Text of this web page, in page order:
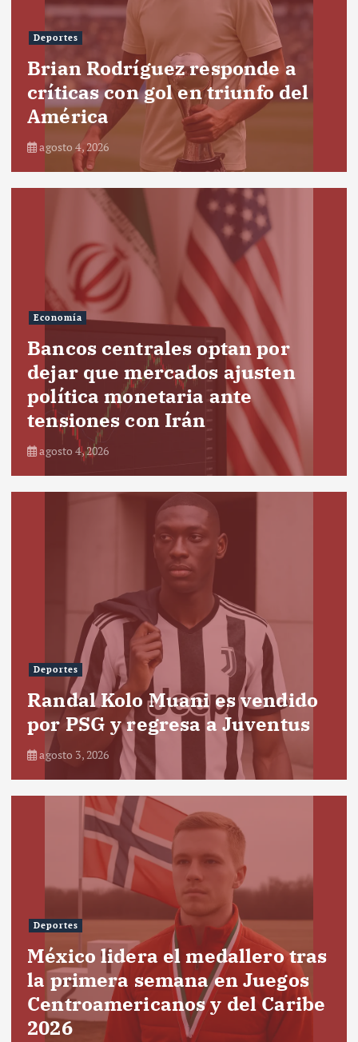
Deportes
Brian Rodríguez responde a
críticas con gol en triunfo del
América
agosto 4, 2026
Economía
Bancos centrales optan por
dejar que mercados ajusten
política monetaria ante
tensiones con Irán
agosto 4, 2026
Deportes
Randal Kolo Muani es vendido
por PSG y regresa a Juventus
agosto 3, 2026
Deportes
México lidera el medallero tras
la primera semana en Juegos
Centroamericanos y del Caribe
2026